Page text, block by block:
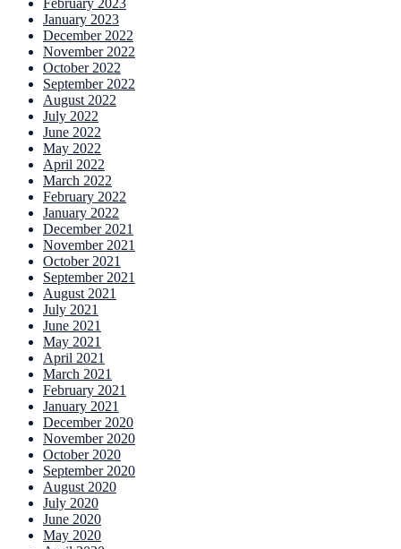
February 2023
January 2023
December 2022
November 2022
October 2022
September 2022
August 2022
July 2022
June 2022
May 2022
April 2022
March 2022
February 2022
January 2022
December 2021
November 2021
October 2021
September 2021
August 2021
July 2021
June 2021
May 2021
April 2021
March 2021
February 2021
January 2021
December 2020
November 2020
October 2020
September 2020
August 2020
July 2020
June 2020
May 2020